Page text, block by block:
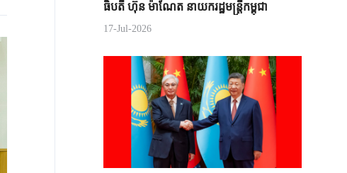
ធិបតី ហ៊ុន ម៉ាណែត នាយករដ្ឋមន្ត្រីកម្ពុជា
17-Jul-2026